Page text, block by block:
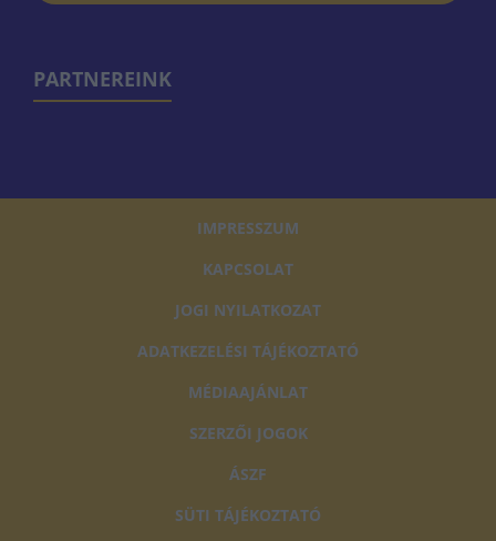
PARTNEREINK
IMPRESSZUM
KAPCSOLAT
JOGI NYILATKOZAT
ADATKEZELÉSI TÁJÉKOZTATÓ
MÉDIAAJÁNLAT
SZERZŐI JOGOK
ÁSZF
SÜTI TÁJÉKOZTATÓ